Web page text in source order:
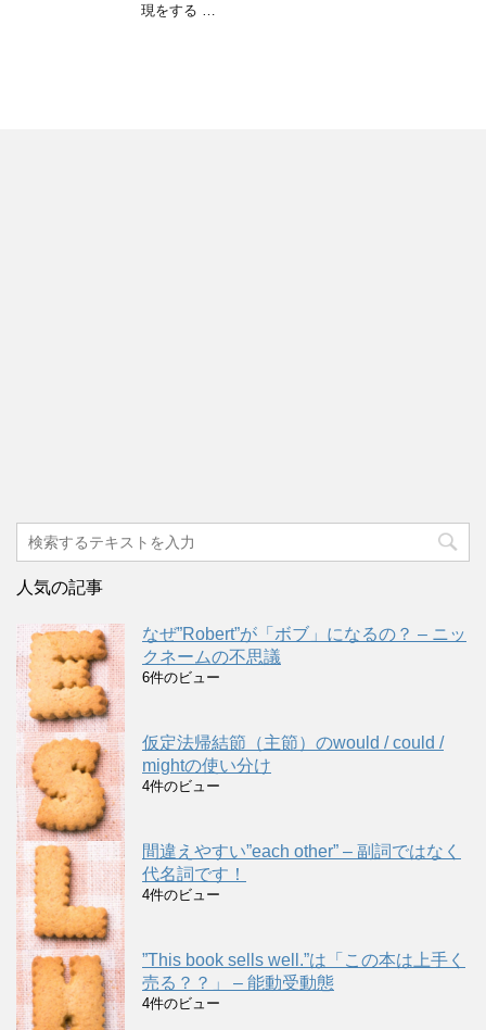
現をする …
人気の記事
なぜ”Robert”が「ボブ」になるの？ – ニッ
クネームの不思議
6件のビュー
仮定法帰結節（主節）のwould / could /
mightの使い分け
4件のビュー
間違えやすい”each other” – 副詞ではなく
代名詞です！
4件のビュー
”This book sells well.”は「この本は上手く
売る？？」 – 能動受動態
4件のビュー